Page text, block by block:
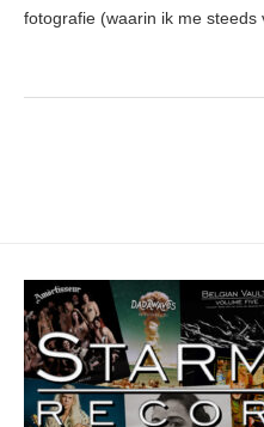
fotografie (waarin ik me